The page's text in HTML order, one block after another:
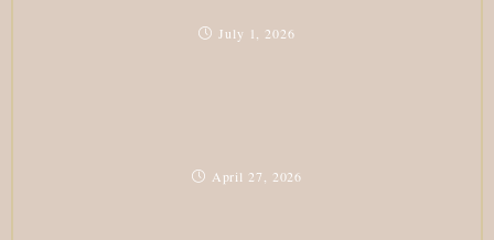
July 1, 2026
April 27, 2026